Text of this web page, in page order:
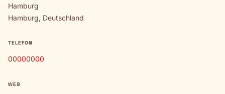
Hamburg
Hamburg, Deutschland
TELEFON
00000000
WEB